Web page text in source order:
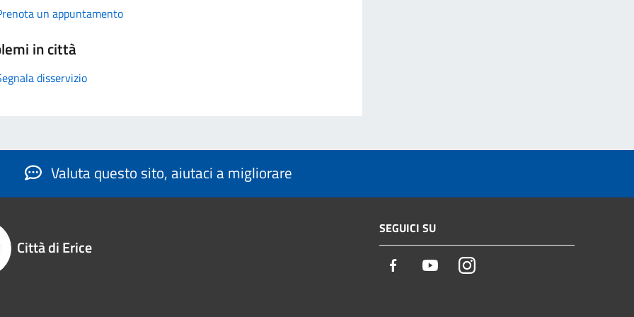
un appuntamento
in città
disservizio
Valuta questo sito, aiutaci a migliorare
Città di Erice
SEGUICI SU
Facebook YoutubeInstagram